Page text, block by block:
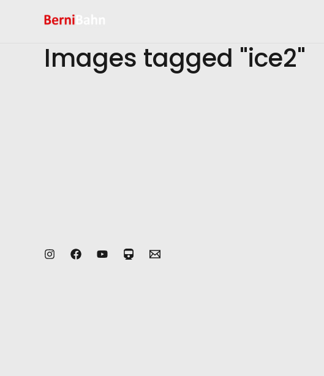
Images tagged "ice2"